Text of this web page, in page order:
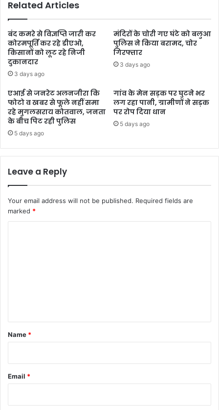
Related Articles
बंद कमरे से विज्ञप्ति जारी कर
कोरमपूर्ति कर रहे डीएओ,
किसानों को लूट रहे निजी
दुकानदार
3 days ago
मंदिरों के चोरी गए घंटे को बलुआ
पुलिस ने किया बरामद, चोर
गिरफ्तार
3 days ago
एआई से जनरेट अलनजीरा कि
फोटो व खबर से फूले नहीं समा
रहे मुगलसराय कोतवाल, जनता
के बीच पिट रही पुलिस
5 days ago
गांव के मेन सड़क पर घुटने भर
लग रहा पानी, ग्रामीणों ने सड़क
पर रोप दिया धान
5 days ago
Leave a Reply
Your email address will not be published. Required fields are
marked *
*
Name *
Email *